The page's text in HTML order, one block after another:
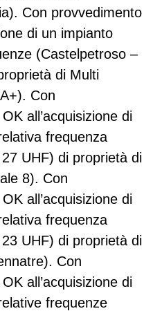
Con provvedimento
di un impianto
(Castelpetroso –
di Multi
Con
all’acquisizione di
frequenza
UHF) di proprietà di
8). Con
all’acquisizione di
frequenza
UHF) di proprietà di
Con
all’acquisizione di
frequenze